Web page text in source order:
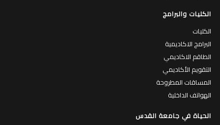
الكليات والبرامج
الكليات
البرامج الاكاديمية
الطاقم الاكاديمي
التقويم الأكاديمي
المساقات المطروحة
الهواتف الداخلية
الحياة في جامعة القدس